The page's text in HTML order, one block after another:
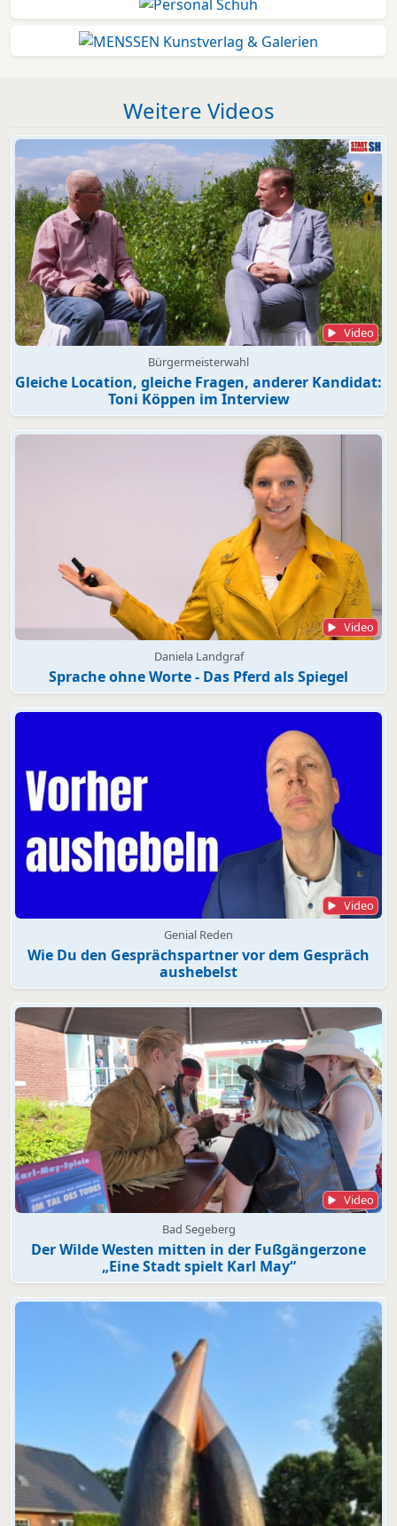
Weitere Videos
Video
Bürgermeisterwahl
Gleiche Location, gleiche Fragen, anderer Kandidat:
Toni Köppen im Interview
Video
Daniela Landgraf
Sprache ohne Worte - Das Pferd als Spiegel
Video
Genial Reden
Wie Du den Gesprächspartner vor dem Gespräch
aushebelst
Video
Bad Segeberg
Der Wilde Westen mitten in der Fußgängerzone
„Eine Stadt spielt Karl May“